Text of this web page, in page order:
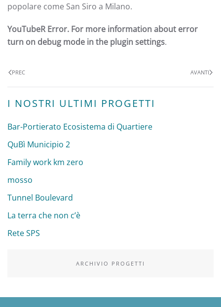
popolare come San Siro a Milano.
YouTubeR Error. For more information about error
turn on debug mode in the plugin settings.
PREC AVANTI
I NOSTRI ULTIMI PROGETTI
Bar-Portierato Ecosistema di Quartiere
QuBì Municipio 2
Family work km zero
mosso
Tunnel Boulevard
La terra che non c’è
Rete SPS
ARCHIVIO PROGETTI